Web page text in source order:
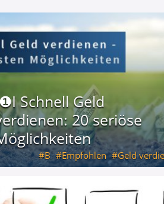
Schnell Geld
20 seriöse
B Empfohlen Geld